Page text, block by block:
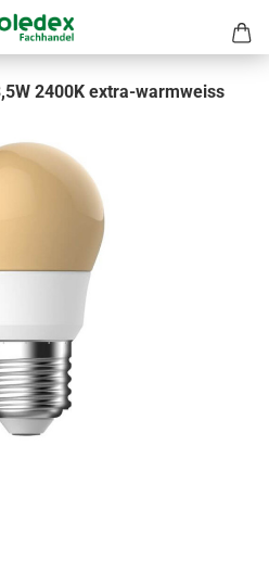
2400K extra-warmweiss